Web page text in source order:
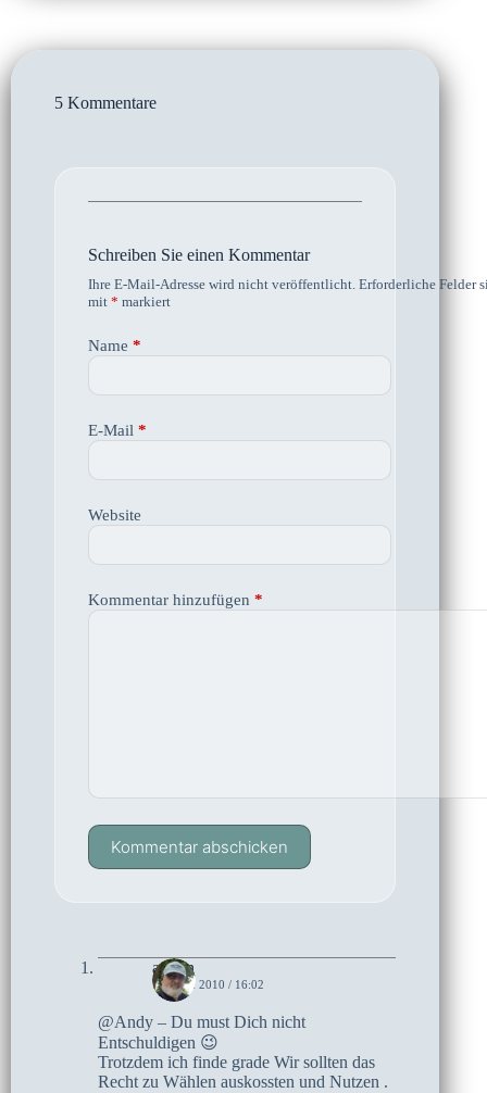
5 Kommentare
Schreiben Sie einen Kommentar
Ihre E-Mail-Adresse wird nicht veröffentlicht. Erforderliche Felder
mit * markiert
Name *
E-Mail *
Website
Kommentar hinzufügen *
Kommentar abschicken
admin
17. MAI 2010 / 16:02
@Andy – Du must Dich nicht
Entschuldigen 😉
Trotzdem ich finde grade Wir sollten das
Recht zu Wählen auskossten und Nutzen .